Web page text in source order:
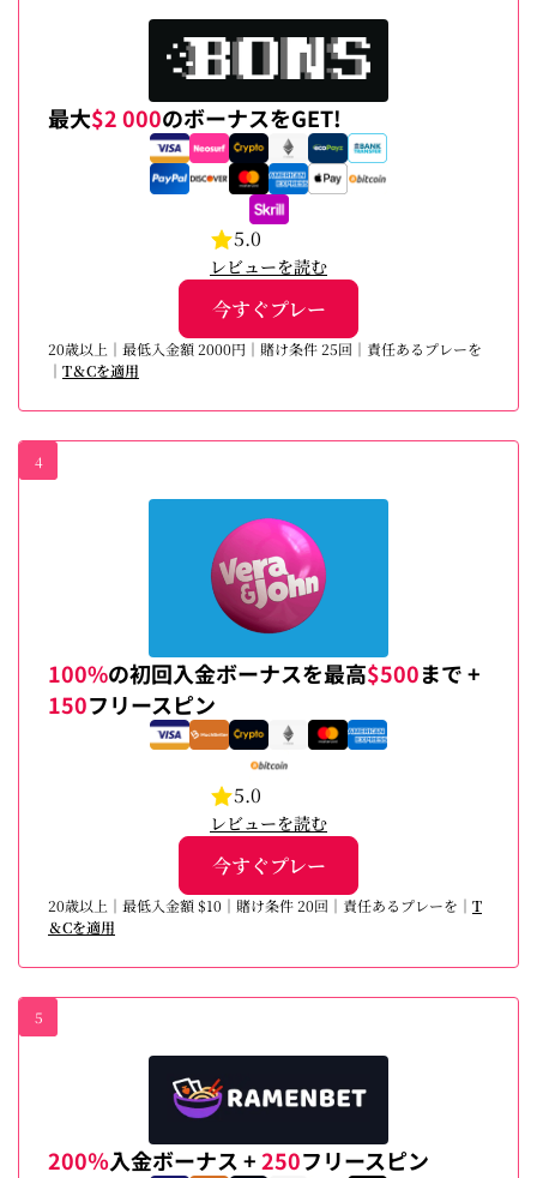
最大$2 000のボーナスをGET!
5.0
レビューを読む
今すぐプレー
20歳以上｜最低入金額 2000円｜賭け条件 25回｜責任あるプレーを
｜ T＆Cを適用
4
100%の初回入金ボーナスを最高$500まで +
150フリースピン
5.0
レビューを読む
今すぐプレー
20歳以上｜最低入金額 $10｜賭け条件 20回｜責任あるプレーを｜ T
＆Cを適用
5
200％入金ボーナス +250フリースピン